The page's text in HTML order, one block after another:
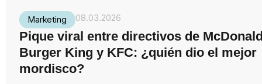
Marketing 08.03.2026
Pique viral entre directivos de
Burger King y KFC: ¿quién dio el mejor
mordisco?